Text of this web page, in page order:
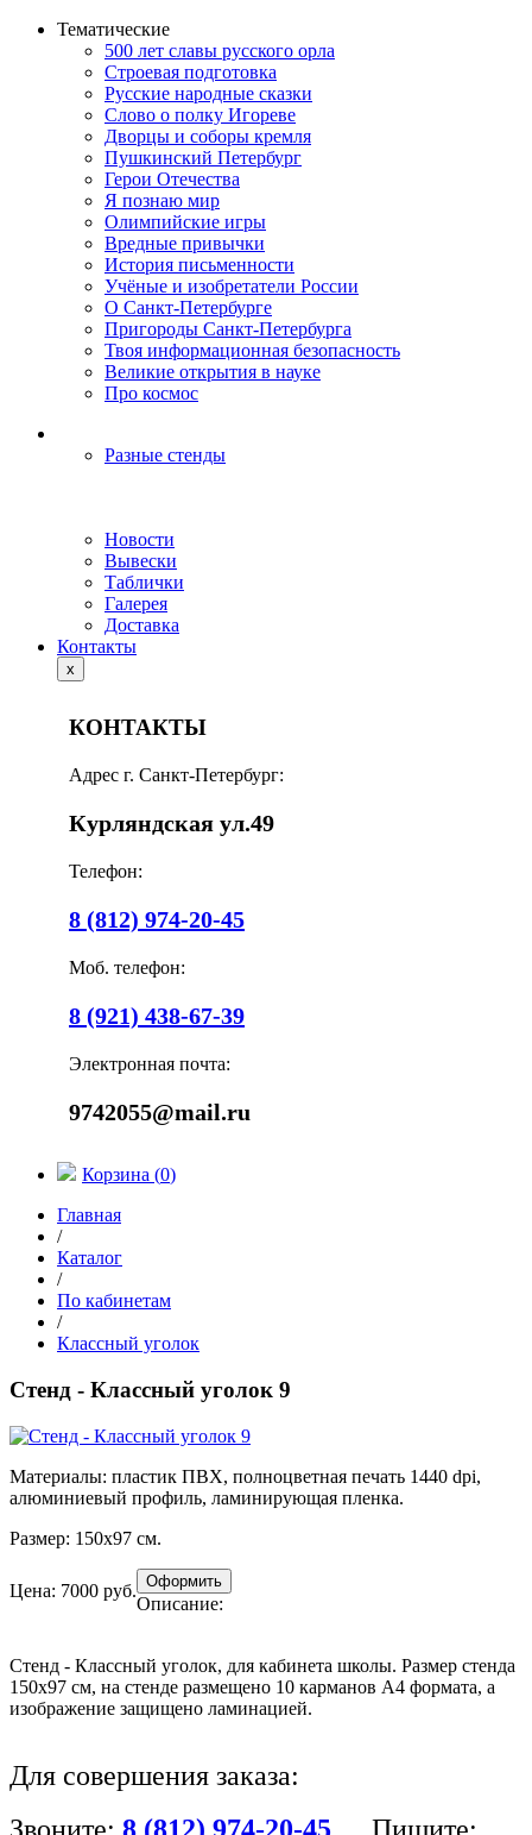
Тематические
500 лет славы русского орла
Строевая подготовка
Русские народные сказки
Слово о полку Игореве
Дворцы и соборы кремля
Пушкинский Петербург
Герои Отечества
Я познаю мир
Олимпийские игры
Вредные привычки
История письменности
Учёные и изобретатели России
О Санкт-Петербурге
Пригороды Санкт-Петербурга
Твоя информационная безопасность
Великие открытия в науке
Про космос
Разные стенды
Новости
Вывески
Таблички
Галерея
Доставка
Контакты
x
КОНТАКТЫ
Адрес г. Санкт-Петербург:
Курляндская ул.49
Телефон:
8 (812) 974-20-45
Моб. телефон:
8 (921) 438-67-39
Электронная почта:
9742055@mail.ru
Корзина (0)
Главная
/
Каталог
/
По кабинетам
/
Классный уголок
Стенд - Классный уголок 9
Материалы: пластик ПВХ, полноцветная печать 1440 dpi,
алюминиевый профиль, ламинирующая пленка.
Размер: 150х97 см.
Цена: 7000 руб.
Описание:
Стенд - Классный уголок, для кабинета школы. Размер стенда
150х97 см, на стенде размещено 10 карманов А4 формата, а
изображение защищено ламинацией.
Для совершения заказа: